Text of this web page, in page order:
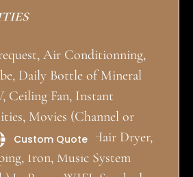
Air Conditionning,
Daily Bottle of Mineral
Ceiling Fan, Instant
Movies (Channel or
machine, Hair Dryer,
Iron, Music System
Custom Quote